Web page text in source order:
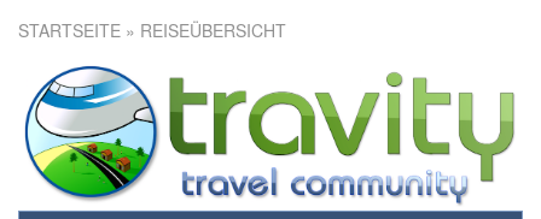
STARTSEITE » REISEÜBERSICHT